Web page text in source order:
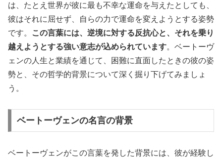
は、たとえ世界が彼に最も不幸な運命を与えたとしても、
彼はそれに屈せず、自らの力で運命を変えようとする姿勢
です。
この言葉には、逆境に対する反抗心と、それを乗り
越えようとする強い意志が込められています。ベートーヴ
ェンの人生と業績を通じて、困難に直面したときの彼の姿
勢と、その哲学的背景について深く掘り下げてみましょ
う。
ベートーヴェンの名言の背景
ベートーヴェンがこの言葉を発した背景には、彼が経験し